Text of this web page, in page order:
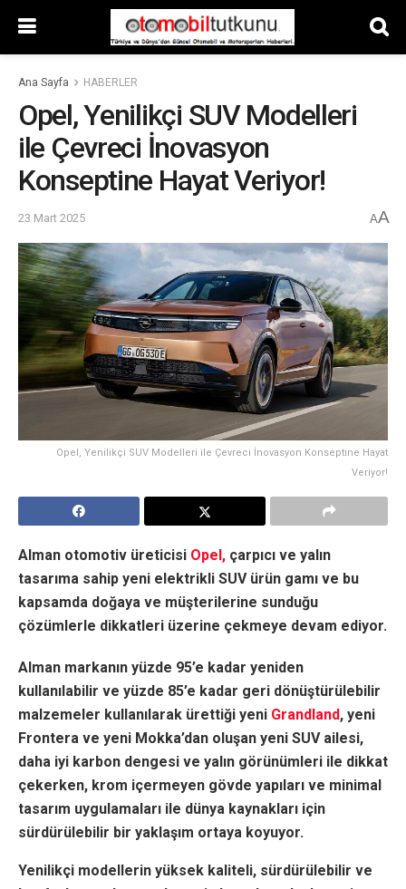
Ana Sayfa HABERLER
Opel, Yenilikçi SUV Modelleri
ile Çevreci İnovasyon
Konseptine Hayat Veriyor!
23 Mart 2025 AA
Opel, Yenilikçi SUV Modelleri ile Çevreci İnovasyon Konseptine Hayat
Veriyor!
Alman otomotiv üreticisi Opel, çarpıcı ve yalın
tasarıma sahip yeni elektrikli SUV ürün gamı ve bu
kapsamda doğaya ve müşterilerine sunduğu
çözümlerle dikkatleri üzerine çekmeye devam ediyor.
Alman markanın yüzde 95’e kadar yeniden
kullanılabilir ve yüzde 85’e kadar geri dönüştürülebilir
malzemeler kullanılarak ürettiği yeni Grandland, yeni
Frontera ve yeni Mokka’dan oluşan yeni SUV ailesi,
daha iyi karbon dengesi ve yalın görünümleri ile dikkat
çekerken, krom içermeyen gövde yapıları ve minimal
tasarım uygulamaları ile dünya kaynakları için
sürdürülebilir bir yaklaşım ortaya koyuyor.
Yenilikçi modellerin yüksek kaliteli, sürdürülebilir ve